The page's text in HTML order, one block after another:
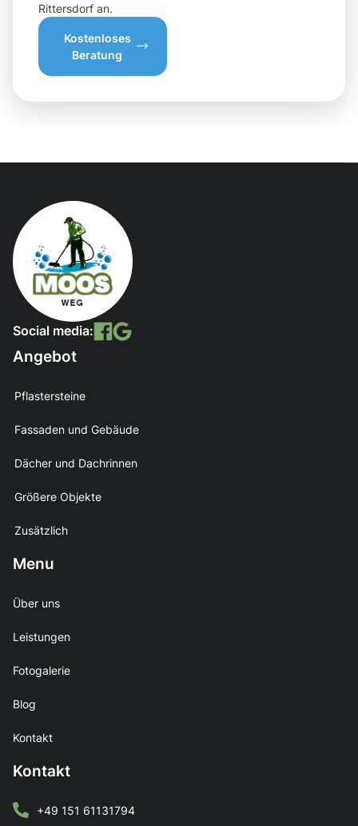
Rittersdorf an.
Kostenloses
Beratung
Social media:
Angebot
Pflastersteine
Fassaden und Gebäude
Dächer und Dachrinnen
Größere Objekte
Zusätzlich
Menu
Über uns
Leistungen
Fotogalerie
Blog
Kontakt
Kontakt
+49 151 61131794